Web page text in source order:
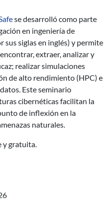
se desarrolló como parte
en ingeniería de
sus siglas en inglés) y permite
extraer, analizar y
realizar simulaciones
de alto rendimiento (HPC) e
Este seminario
cibernéticas facilitan la
de inflexión en la
naturales.
y gratuita.